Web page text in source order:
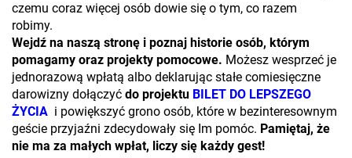
czemu coraz więcej osób dowie się o tym, co razem
robimy.
Wejdź na naszą stronę i poznaj historie osób, którym
pomagamy oraz projekty pomocowe. Możesz wesprzeć je
jednorazową wpłatą albo deklarując stałe comiesięczne
darowizny dołączyć do projektu BILET DO LEPSZEGO
ŻYCIA i powiększyć grono osób, które w bezinteresownym
geście przyjaźni zdecydowały się Im pomóc. Pamiętaj, że
nie ma za małych wpłat, liczy się każdy gest!